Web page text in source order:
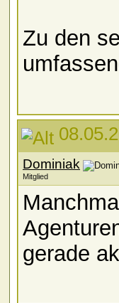
Zu den
Dominiak
Mitglied
gerade